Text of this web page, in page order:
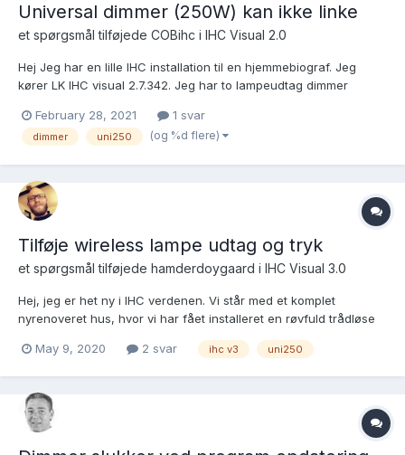
Universal dimmer (250W) kan ikke linke
et spørgsmål tilføjede COBihc i IHC Visual 2.0
Hej Jeg har en lille IHC installation til en hjemmebiograf. Jeg
kører LK IHC visual 2.7.342. Jeg har to lampeudtag dimmer
Jeg oplever dog, at når det ene lampeudtag ikke har været brugt
et stykke tid, så skal jeg hen og tænde ma...
February 28, 2021 1 svar
dimmer uni250 (og %d flere)
Tilføje wireless lampe udtag og tryk
et spørgsmål tilføjede hamderdoygaard i IHC Visual 3.0
Hej, jeg er het ny i IHC verdenen. Vi står med et komplet
nyrenoveret hus, hvor vi har fået installeret en røvfuld trådløse
jeg fået controller online, og adgang til den via vores netværk.
May 9, 2020 2 svar ihc v3 uni250